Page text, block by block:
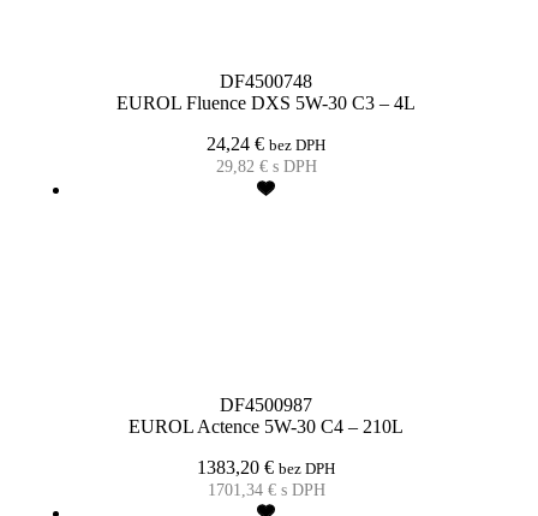
DF4500748
EUROL Fluence DXS 5W-30 C3 – 4L
24,24€ bez DPH
29,82 €s DPH
DF4500987
EUROL Actence 5W-30 C4 – 210L
1383,20€ bez DPH
1701,34 €s DPH